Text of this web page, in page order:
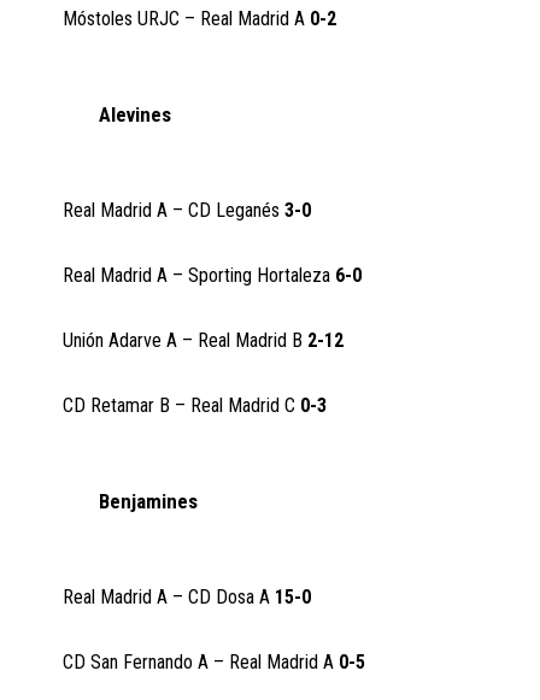
Móstoles URJC – Real Madrid A 0-2
Alevines
Real Madrid A – CD Leganés3-0
Real Madrid A – Sporting Hortaleza 6-0
Unión Adarve A – Real Madrid B 2-12
CD Retamar B – Real Madrid C 0-3
Benjamines
Real Madrid A – CD Dosa A 15-0
CD San Fernando A – Real Madrid A 0-5